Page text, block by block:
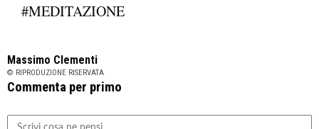
#MEDITAZIONE
Massimo Clementi
© RIPRODUZIONE RISERVATA
Commenta per primo